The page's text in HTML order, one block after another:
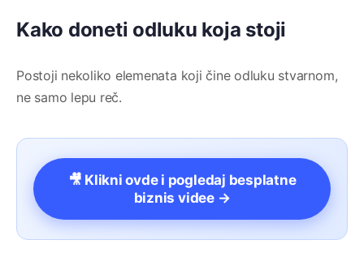
Kako doneti odluku koja stoji
Postoji nekoliko elemenata koji čine odluku stvarnom,
ne samo lepu reč.
🎥 Klikni ovde i pogledaj besplatne
biznis videe →